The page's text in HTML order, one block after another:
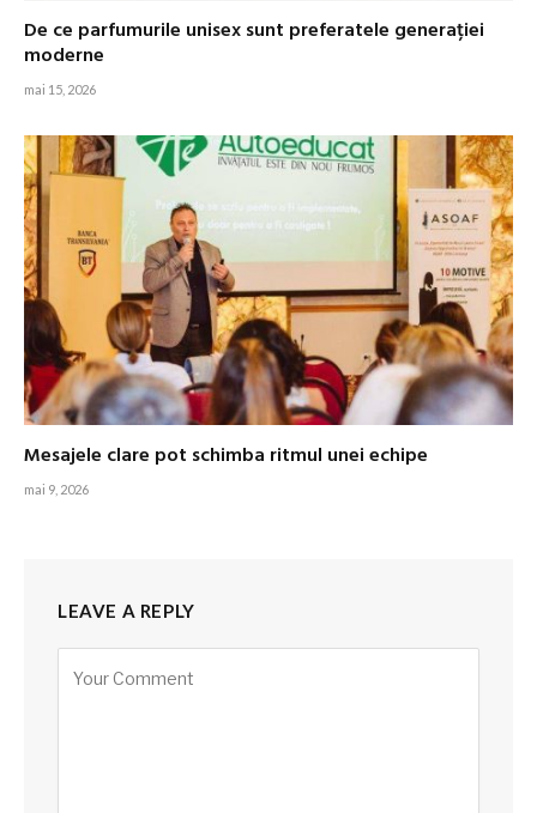
De ce parfumurile unisex sunt preferatele generației
moderne
mai 15, 2026
Mesajele clare pot schimba ritmul unei echipe
mai 9, 2026
LEAVE A REPLY